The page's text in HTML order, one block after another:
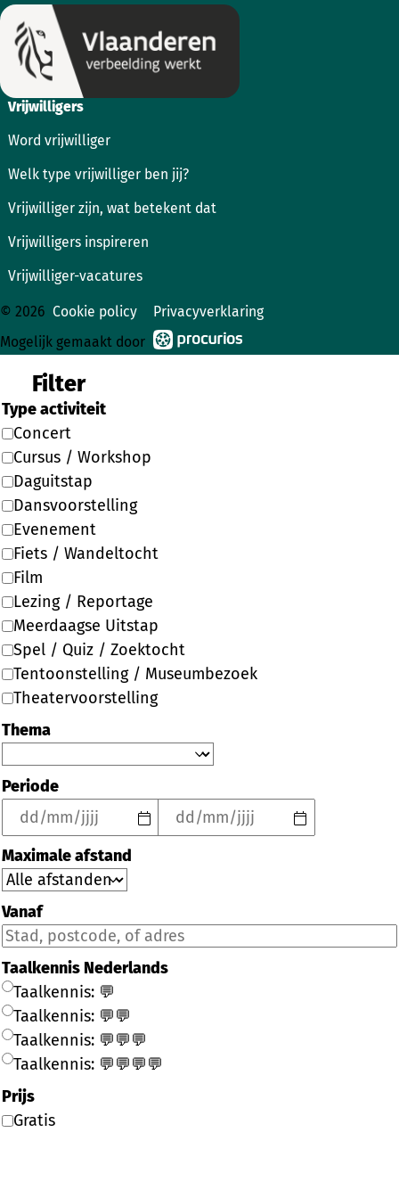
Vrijwilligers
Word vrijwilliger
Welk type vrijwilliger ben jij?
Vrijwilliger zijn, wat betekent dat
Vrijwilligers inspireren
Vrijwilliger-vacatures
© 2026 Cookie policy
Privacyverklaring
Mogelijk gemaakt door
Filter
Type activiteit
Concert
Cursus / Workshop
Daguitstap
Dansvoorstelling
Evenement
Fiets / Wandeltocht
Film
Lezing / Reportage
Meerdaagse Uitstap
Spel / Quiz / Zoektocht
Tentoonstelling / Museumbezoek
Theatervoorstelling
Thema
Periode
Maximale afstand
Vanaf
Taalkennis Nederlands
Taalkennis: 💬
Taalkennis: 💬💬
Taalkennis: 💬💬💬
Taalkennis: 💬💬💬💬
Prijs
Gratis